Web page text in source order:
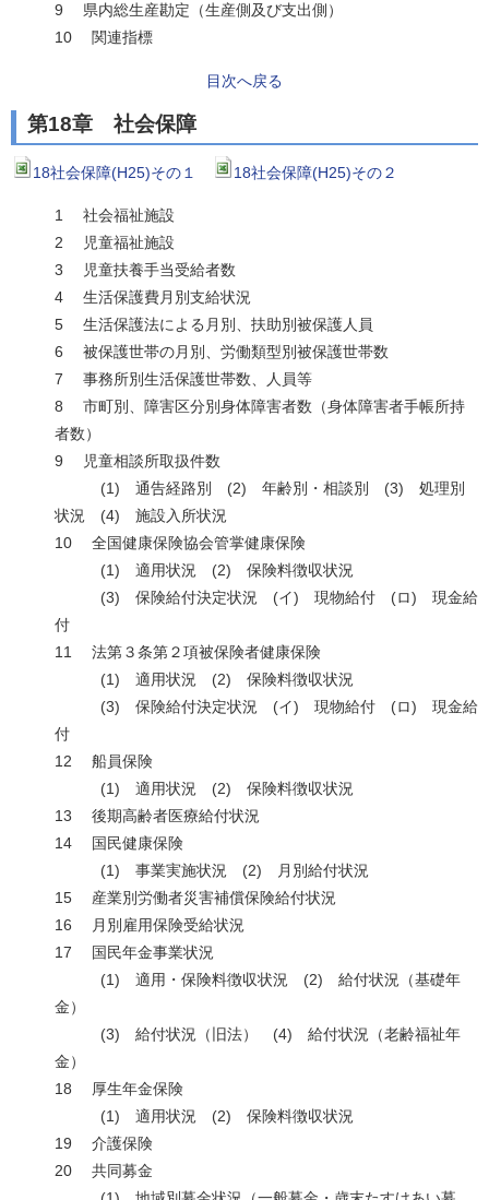
9 県内総生産勘定（生産側及び支出側）
10 関連指標
目次へ戻る
第18章 社会保障
18社会保障(H25)その１ 18社会保障(H25)その２
1 社会福祉施設
2 児童福祉施設
3 児童扶養手当受給者数
4 生活保護費月別支給状況
5 生活保護法による月別、扶助別被保護人員
6 被保護世帯の月別、労働類型別被保護世帯数
7 事務所別生活保護世帯数、人員等
8 市町別、障害区分別身体障害者数（身体障害者手帳所持
者数）
9 児童相談所取扱件数
(1) 通告経路別 (2) 年齢別・相談別 (3) 処理別
状況 (4) 施設入所状況
10 全国健康保険協会管掌健康保険
(1) 適用状況 (2) 保険料徴収状況
(3) 保険給付決定状況 (イ) 現物給付 (ロ) 現金給
付
11 法第３条第２項被保険者健康保険
(1) 適用状況 (2) 保険料徴収状況
(3) 保険給付決定状況 (イ) 現物給付 (ロ) 現金給
付
12 船員保険
(1) 適用状況 (2) 保険料徴収状況
13 後期高齢者医療給付状況
14 国民健康保険
(1) 事業実施状況 (2) 月別給付状況
15 産業別労働者災害補償保険給付状況
16 月別雇用保険受給状況
17 国民年金事業状況
(1) 適用・保険料徴収状況 (2) 給付状況（基礎年
金）
(3) 給付状況（旧法） (4) 給付状況（老齢福祉年
金）
18 厚生年金保険
(1) 適用状況 (2) 保険料徴収状況
19 介護保険
20 共同募金